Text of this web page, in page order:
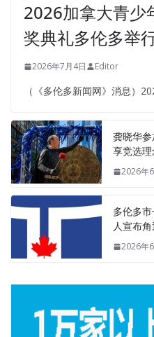
2026加拿大青少
奖典礼多伦多举
2026年7月4日 Editor
（《多伦多新闻网》消息）
龚晓华
享竞选理
2026年
多伦多
人宣布角
2026年